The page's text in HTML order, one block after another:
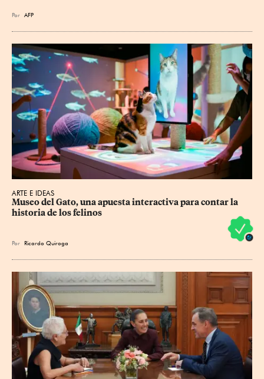
Por AFP
ARTE E IDEAS
Museo del Gato, una apuesta interactiva para contar la
historia de los felinos
Por Ricardo Quiroga